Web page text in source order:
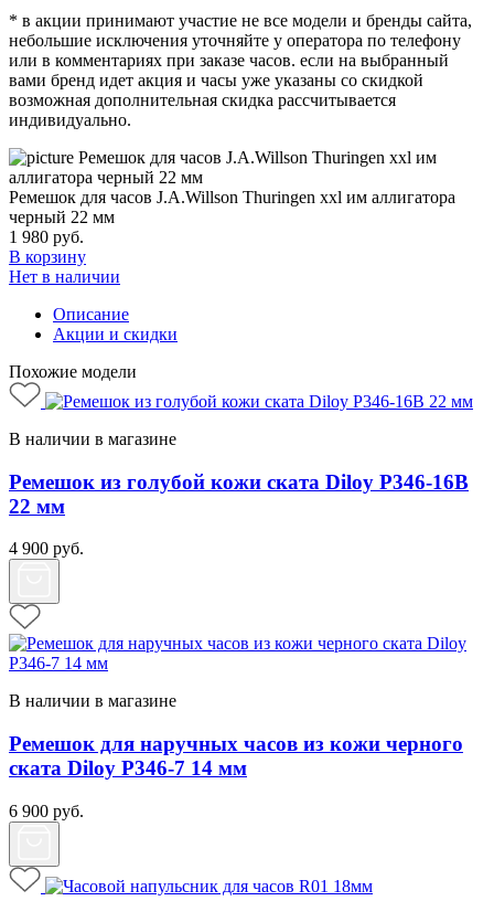
* в акции принимают участие не все модели и бренды сайта,
небольшие исключения уточняйте у оператора по телефону
или в комментариях при заказе часов. если на выбранный
вами бренд идет акция и часы уже указаны со скидкой
возможная дополнительная скидка рассчитывается
индивидуально.
Ремешок для часов J.A.Willson Thuringen xxl им аллигатора
черный 22 мм
1 980 руб.
В корзину
Нет в наличии
Описание
Акции и скидки
Похожие модели
В наличии в магазине
Ремешок из голубой кожи ската Diloy P346-16B
22 мм
4 900 руб.
В наличии в магазине
Ремешок для наручных часов из кожи черного
ската Diloy P346-7 14 мм
6 900 руб.